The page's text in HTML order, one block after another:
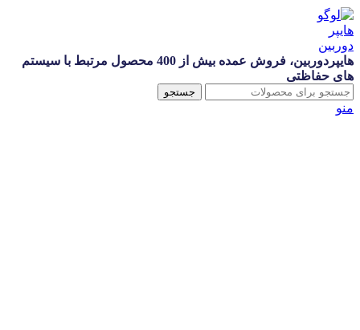
هایپردوربین، فروش عمده بیش از 400 محصول مرتبط با سیستم
های حفاظتی
جستجو
منو